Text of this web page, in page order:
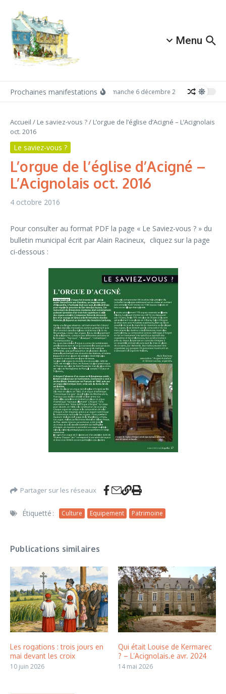
Menu
Prochaines manifestations Dimanche 6 décembre 2026:
Accueil / Le saviez-vous ?/ L’orgue de l’église d’Acigné – L’Acignolais
oct. 2016
Le saviez-vous ?
L’orgue de l’église d’Acigné –
L’Acignolais oct. 2016
4 octobre 2016
Pour consulter au format PDF la page « Le Saviez-vous ? » du
bulletin municipal écrit par Alain Racineux, cliquez sur la page
ci-dessous :
Partager sur les réseaux
Étiquetté : Culture Equipement Patrimoine
Publications similaires
Les rogations : trois jours en
mai devant les croix
10 juin 2026
Qui était Louise de Kermarec
? – L’Acignolais.e avr. 2024
14 mai 2026